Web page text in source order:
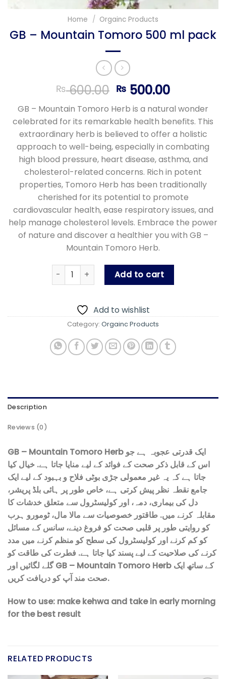
Home / Orgainc Products
GB – Mountain Tomoro 500 ml pack
₨600.00 Original
price
was:
₨ 600.00.
₨ 500.00Current
price
is:
₨
GB – Mountain Tomoro Herb is a natural wonder
celebrated for its remarkable health benefits. This
extraordinary herb is believed to offer a holistic
approach to well-being, especially in combating
high blood pressure, heart disease, asthma, and
cholesterol-related concerns. Rich in potent
properties, Tomoro Herb has been traditionally
cherished for its potential to promote
cardiovascular health, ease respiratory issues, and
help manage cholesterol levels. Embrace the power
of nature and discover a healthier you with GB –
Mountain Tomoro Herb.
GB - Mountain Tomoro 500 ml pack quantity
Add to cart
Add to wishlist
Category: Orgainc Products
Description
Reviews (0)
GB – Mountain Tomoro Herb ایک قدرتی عجوبہ ہے جو
اس کے قابل ذکر صحت کے فوائد کے لیے منایا جاتا ہے. خیال کیا
جاتا ہے کہ یہ غیر معمولی جڑی بوٹی فلاح و بہبود کے لیے ایک
جامع نقطہ نظر پیش کرتی ہے، خاص طور پر ہائی بلڈ پریشر،
دل کی بیماری، دمہ، اور کولیسٹرول سے متعلق خدشات کا
مقابلہ کرنے میں. طاقتور خصوصیات سے مالا مال، ٹومورو ہرب
کو روایتی طور پر قلبی صحت کو فروغ دینے، سانس کے مسائل
کو کم کرنے اور کولیسٹرول کی سطح کو منظم کرنے میں مدد
کرنے کی صلاحیت کے لیے پسند کیا جاتا ہے. فطرت کی طاقت کو
گلے لگائیں اور GB – Mountain Tomoro Herb کے ساتھ ایک
صحت مند آپ کو دریافت کریں.
How to use: make kehwa and take in early morning
for the best result
RELATED PRODUCTS